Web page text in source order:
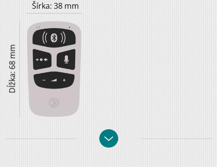
Šírka: 38 mm
Dĺžka: 68 mm